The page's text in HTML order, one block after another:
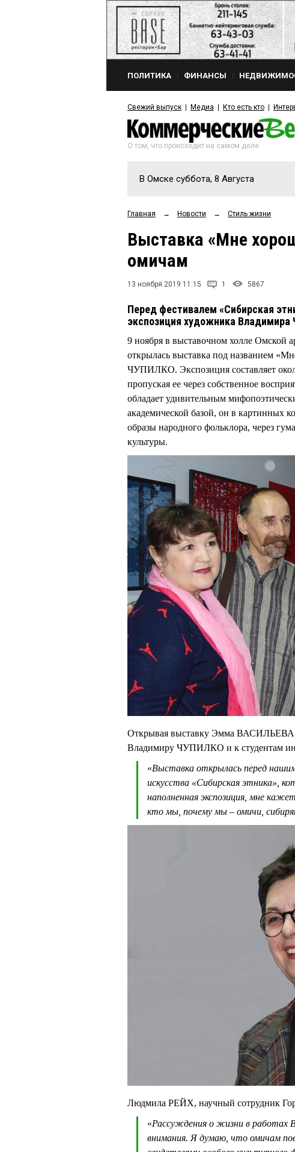
ПОЛИТИКА ФИНАНСЫ
Свежий выпуск Медиа Кто есть кто
О том, что происходит на самом деле
В Омске суббота, 8 Августа
Главная → Новости → Стиль жизни
Выставка «Мне
омичам
13 ноября 2019 11:15 1 5867
Перед фестивалем «Сибирская
экспозиция художника
9 ноября в выставочном холле Омской
открылась выставка под названием
ЧУПИЛКО. Экспозиция составляет
пропуская ее через собственное
обладает удивительным
академической базой, он в картинных
образы народного фольклора, через
культуры.
Открывая выставку Эмма ВАСИЛЬЕВА,
Владимиру ЧУПИЛКО и к студентам
«Выставка открылась перед
искусства «Сибирская этника»,
наполненная экспозиция, мне
кто мы, почему мы – омичи,
Людмила РЕЙХ, научный сотрудник
«Рассуждения о жизни в
внимания. Я думаю, что омичам